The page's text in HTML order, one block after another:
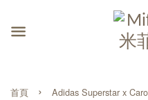
首頁 › Adidas Superstar x